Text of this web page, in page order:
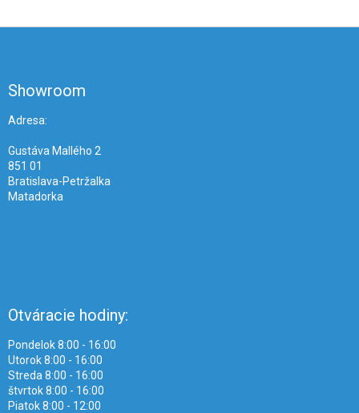
Showroom
Adresa:
Gustáva Mallého 2
851 01
Bratislava-Petržalka
Matadorka
Otváracie hodiny:
Pondelok 8:00 - 16:00
Utorok 8:00 - 16:00
Streda 8:00 - 16:00
štvrtok 8:00 - 16:00
Piatok 8:00 - 12:00